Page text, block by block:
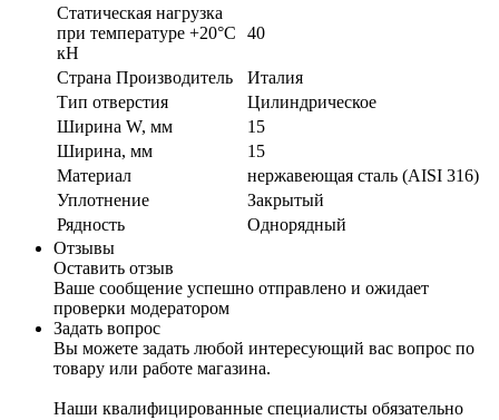
Статическая нагрузка
при температуре +20°С
кН
40
Страна Производитель
Италия
Тип отверстия
Цилиндрическое
Ширина W, мм
15
Ширина, мм
15
Материал
нержавеющая сталь (AISI 316)
Уплотнение
Закрытый
Рядность
Однорядный
Отзывы
Оставить отзыв
Ваше сообщение успешно отправлено и ожидает
проверки модератором
Задать вопрос
Вы можете задать любой интересующий вас вопрос по
товару или работе магазина.
Наши квалифицированные специалисты обязательно